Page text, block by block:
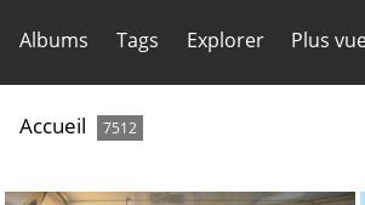
Albums Tags Explorer Plus
Accueil 7512